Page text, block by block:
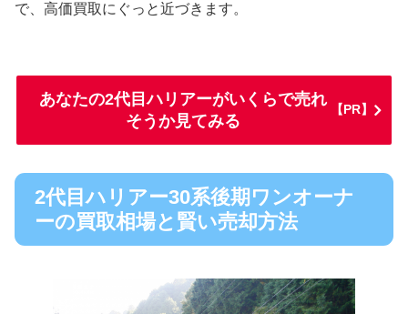
で、高価買取にぐっと近づきます。
あなたの2代目ハリアーがいくらで売れ
そうか見てみる
【PR】
2代目ハリアー30系後期ワンオーナ
ーの買取相場と賢い売却方法